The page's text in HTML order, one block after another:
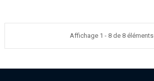
Affichage 1 - 8 de 8 éléments